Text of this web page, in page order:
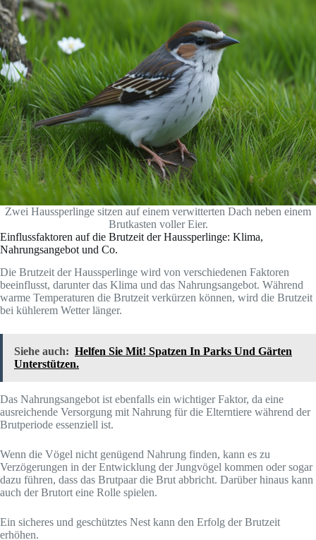
Zwei Haussperlinge sitzen auf einem verwitterten Dach neben einem
Brutkasten voller Eier.
Einflussfaktoren auf die Brutzeit der Haussperlinge: Klima,
Nahrungsangebot und Co.
Die Brutzeit der Haussperlinge wird von verschiedenen Faktoren
beeinflusst, darunter das Klima und das Nahrungsangebot. Während
warme Temperaturen die Brutzeit verkürzen können, wird die Brutzeit
bei kühlerem Wetter länger.
Siehe auch: Helfen Sie Mit! Spatzen In Parks Und Gärten
Unterstützen.
Das Nahrungsangebot ist ebenfalls ein wichtiger Faktor, da eine
ausreichende Versorgung mit Nahrung für die Elterntiere während der
Brutperiode essenziell ist.
Wenn die Vögel nicht genügend Nahrung finden, kann es zu
Verzögerungen in der Entwicklung der Jungvögel kommen oder sogar
dazu führen, dass das Brutpaar die Brut abbricht. Darüber hinaus kann
auch der Brutort eine Rolle spielen.
Ein sicheres und geschütztes Nest kann den Erfolg der Brutzeit
erhöhen.